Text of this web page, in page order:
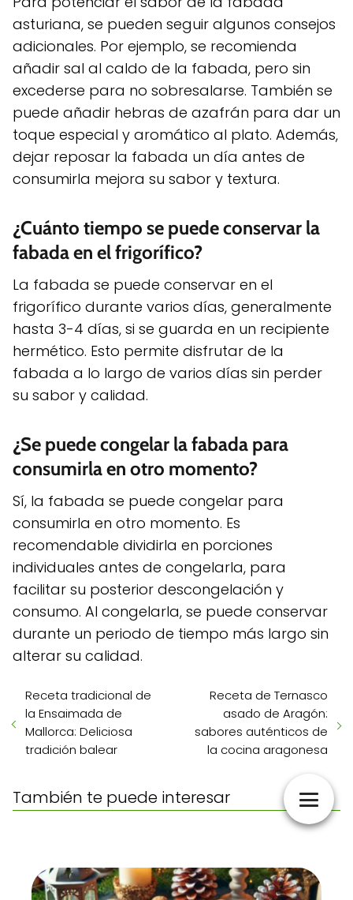
asturiana, se pueden seguir algunos consejos
adicionales. Por ejemplo, se recomienda
añadir sal al caldo de la fabada, pero sin
excederse para no sobresalarse. También se
puede añadir hebras de azafrán para dar un
toque especial y aromático al plato. Además,
dejar reposar la fabada un día antes de
consumirla mejora su sabor y textura.
¿Cuánto tiempo se puede conservar la
fabada en el frigorífico?
La fabada se puede conservar en el
frigorífico durante varios días, generalmente
hasta 3-4 días, si se guarda en un recipiente
hermético. Esto permite disfrutar de la
fabada a lo largo de varios días sin perder
su sabor y calidad.
¿Se puede congelar la fabada para
consumirla en otro momento?
Sí, la fabada se puede congelar para
consumirla en otro momento. Es
recomendable dividirla en porciones
individuales antes de congelarla, para
facilitar su posterior descongelación y
consumo. Al congelarla, se puede conservar
durante un periodo de tiempo más largo sin
alterar su calidad.
Receta tradicional de
la Ensaimada de
Mallorca: Deliciosa
tradición balear
Receta de Ternasco
asado de Aragón:
sabores auténticos de
la cocina aragonesa
También te puede interesar